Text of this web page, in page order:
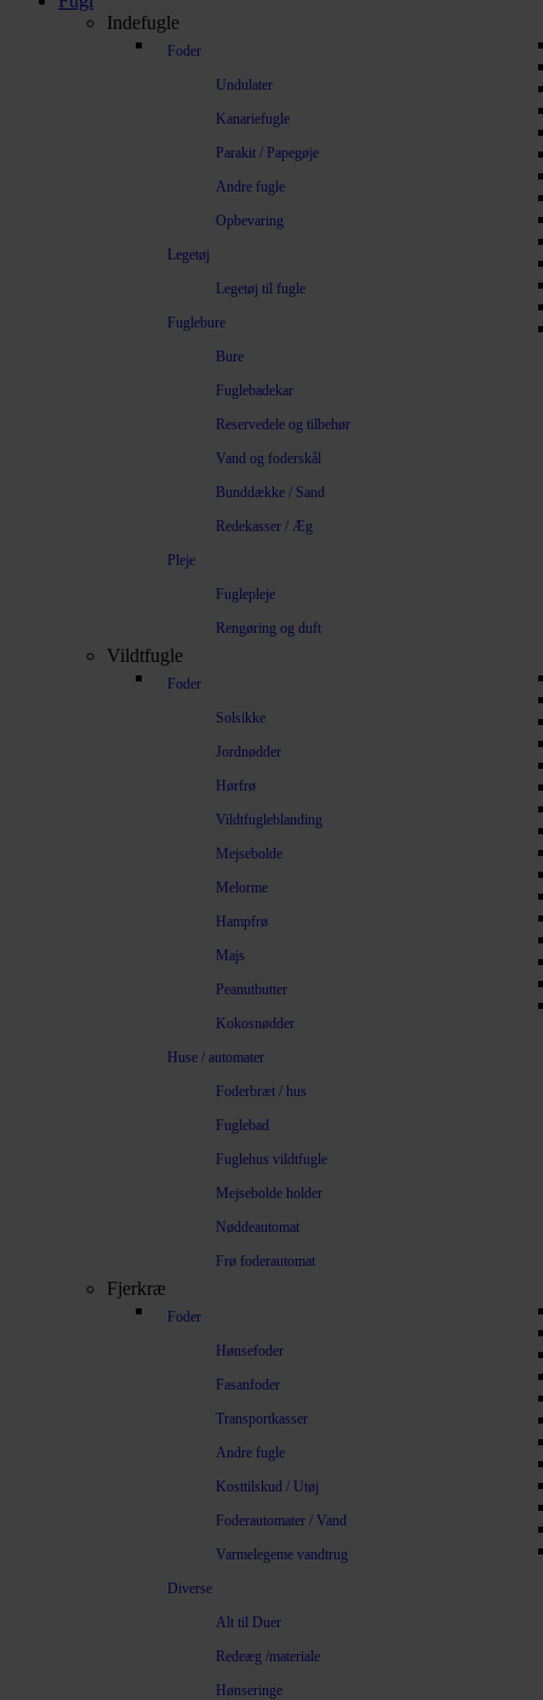
Indefugle
Foder
Undulater
Kanariefugle
Parakit / Papegøje
Andre fugle
Opbevaring
Legetøj
Legetøj til fugle
Fuglebure
Bure
Fuglebadekar
Reservedele og tilbehør
Vand og foderskål
Bunddække / Sand
Redekasser / Æg
Pleje
Fuglepleje
Rengøring og duft
Vildtfugle
Foder
Solsikke
Jordnødder
Hørfrø
Vildtfugleblanding
Mejsebolde
Melorme
Hampfrø
Majs
Peanutbutter
Kokosnødder
Huse / automater
Foderbræt / hus
Fuglebad
Fuglehus vildtfugle
Mejsebolde holder
Nøddeautomat
Frø foderautomat
Fjerkræ
Foder
Hønsefoder
Fasanfoder
Transportkasser
Andre fugle
Kosttilskud / Utøj
Foderautomater / Vand
Varmelegeme vandtrug
Diverse
Alt til Duer
Redeæg /materiale
Hønseringe